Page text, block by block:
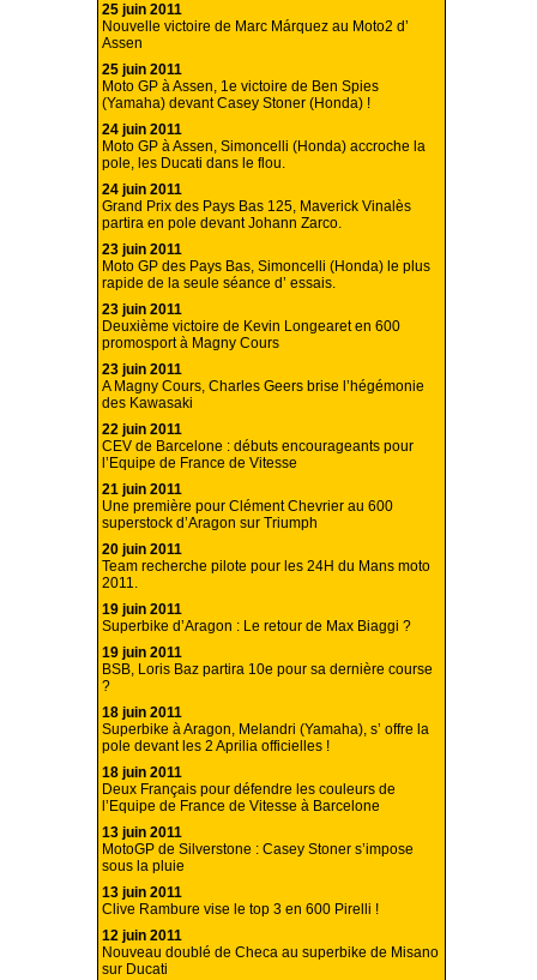
25 juin 2011
Nouvelle victoire de Marc Márquez au Moto2 d’
Assen
25 juin 2011
Moto GP à Assen, 1e victoire de Ben Spies
(Yamaha) devant Casey Stoner (Honda) !
24 juin 2011
Moto GP à Assen, Simoncelli (Honda) accroche la
pole, les Ducati dans le flou.
24 juin 2011
Grand Prix des Pays Bas 125, Maverick Vinalès
partira en pole devant Johann Zarco.
23 juin 2011
Moto GP des Pays Bas, Simoncelli (Honda) le plus
rapide de la seule séance d’ essais.
23 juin 2011
Deuxième victoire de Kevin Longearet en 600
promosport à Magny Cours
23 juin 2011
A Magny Cours, Charles Geers brise l’hégémonie
des Kawasaki
22 juin 2011
CEV de Barcelone : débuts encourageants pour
l’Equipe de France de Vitesse
21 juin 2011
Une première pour Clément Chevrier au 600
superstock d’Aragon sur Triumph
20 juin 2011
Team recherche pilote pour les 24H du Mans moto
2011.
19 juin 2011
Superbike d’Aragon : Le retour de Max Biaggi ?
19 juin 2011
BSB, Loris Baz partira 10e pour sa dernière course
?
18 juin 2011
Superbike à Aragon, Melandri (Yamaha), s’ offre la
pole devant les 2 Aprilia officielles !
18 juin 2011
Deux Français pour défendre les couleurs de
l’Equipe de France de Vitesse à Barcelone
13 juin 2011
MotoGP de Silverstone : Casey Stoner s’impose
sous la pluie
13 juin 2011
Clive Rambure vise le top 3 en 600 Pirelli !
12 juin 2011
Nouveau doublé de Checa au superbike de Misano
sur Ducati